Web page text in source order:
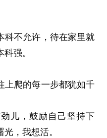
科不允许，待在家里就
强。
上爬的每一步都犹如千
儿，鼓励自己坚持下
，我想活。